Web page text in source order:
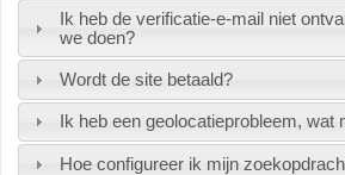
Ik heb de verificatie-e-mail niet
we doen?
Wordt de site betaald?
Ik heb een geolocatieprobleem, wat
Hoe configureer ik mijn